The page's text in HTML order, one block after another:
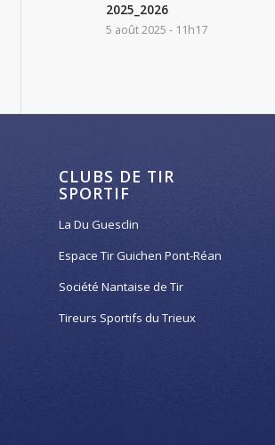
2025_2026
5 août 2025 - 11h17
CLUBS DE TIR
SPORTIF
La Du Guesclin
Espace Tir Guichen Pont-Réan
Société Nantaise de Tir
Tireurs Sportifs du Trieux